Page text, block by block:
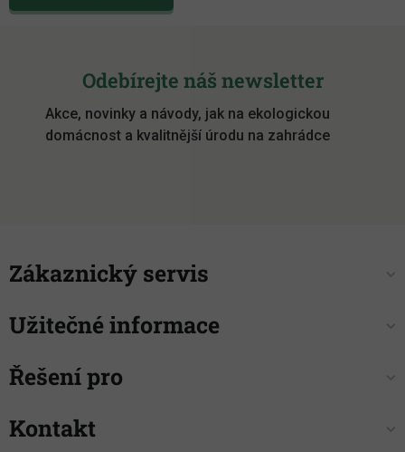
Odebírejte náš newsletter
Akce, novinky a návody, jak na ekologickou
domácnost a kvalitnější úrodu na zahrádce
Zákaznický servis
Užitečné informace
Řešení pro
Kontakt